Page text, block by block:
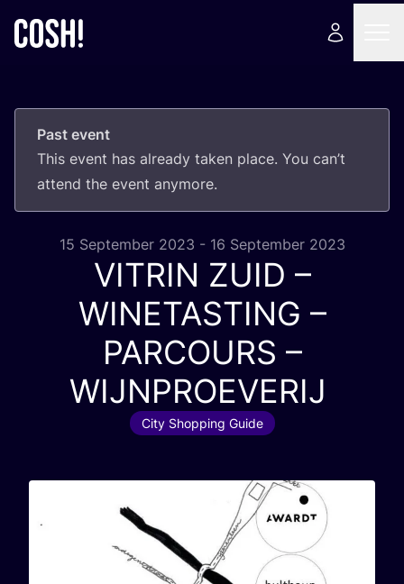
Past event
This event has already taken place. You can’t
attend the event anymore.
15 September 2023 - 16 September 2023
VITRIN ZUID –
WINETASTING –
PARCOURS –
WIJNPROEVERIJ
City Shopping Guide